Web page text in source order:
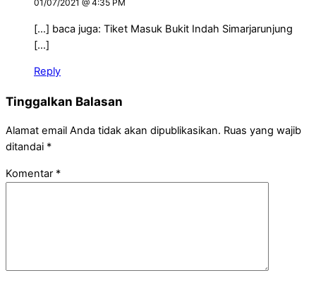
01/07/2021 @ 4:35 PM
[…] baca juga: Tiket Masuk Bukit Indah Simarjarunjung
[…]
Reply
Tinggalkan Balasan
Alamat email Anda tidak akan dipublikasikan. Ruas yang wajib
ditandai *
Komentar *